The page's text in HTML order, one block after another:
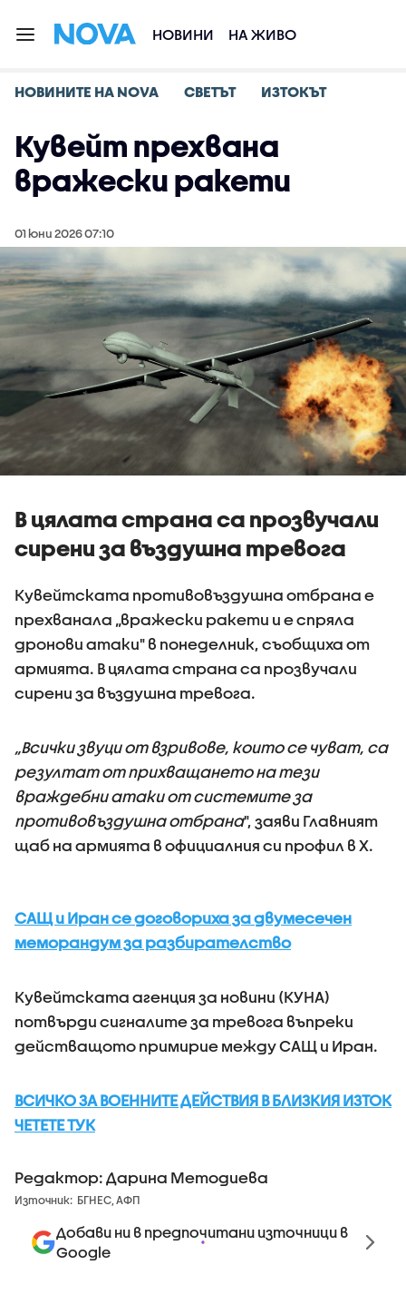
НОВИНИ НА ЖИВО
НОВИНИТЕ НА NOVA СВЕТЪТ ИЗТОКЪТ
Кувейт прехвана
вражески ракети
01 юни 2026 07:10
В цялата страна са прозвучали
сирени за въздушна тревога
Кувейтската противовъздушна отбрана е
прехванала „вражески ракети и е спряла
дронови атаки" в понеделник, съобщиха от
армията. В цялата страна са прозвучали
сирени за въздушна тревога.
„Всички звуци от взривове, които се чуват, са
резултат от прихващането на тези
враждебни атаки от системите за
противовъздушна отбрана", заяви Главният
щаб на армията в официалния си профил в X.
САЩ и Иран се договориха за двумесечен
меморандум за разбирателство
Кувейтската агенция за новини (КУНА)
потвърди сигналите за тревога въпреки
действащото примирие между САЩ и Иран.
ВСИЧКО ЗА ВОЕННИТЕ ДЕЙСТВИЯ В БЛИЗКИЯ ИЗТОК
ЧЕТЕТЕ ТУК
Редактор: Дарина Методиева
Източник: БГНЕС, АФП
Добави ни в предпочитани източници в
Google